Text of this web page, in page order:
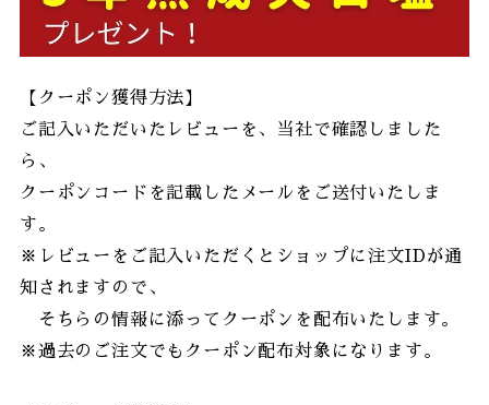
【クーポン獲得方法】
ご記入いただいたレビューを、当社で確認しました
ら、
クーポンコードを記載したメールをご送付いたしま
す。
※レビューをご記入いただくとショップに注文IDが通
知されますので、
そちらの情報に添ってクーポンを配布いたします。
※過去のご注文でもクーポン配布対象になります。